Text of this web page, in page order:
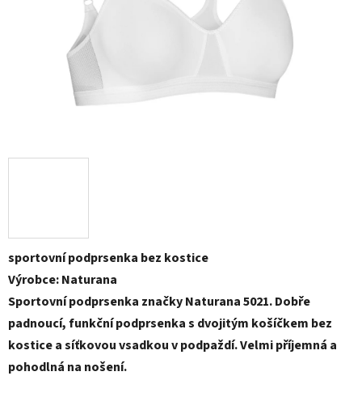
sportovní podprsenka bez kostice
Výrobce: Naturana
Sportovní podprsenka značky Naturana 5021. Dobře
padnoucí, funkční podprsenka s dvojitým košíčkem bez
kostice a síťkovou vsadkou v podpaždí. Velmi příjemná a
pohodlná na nošení.